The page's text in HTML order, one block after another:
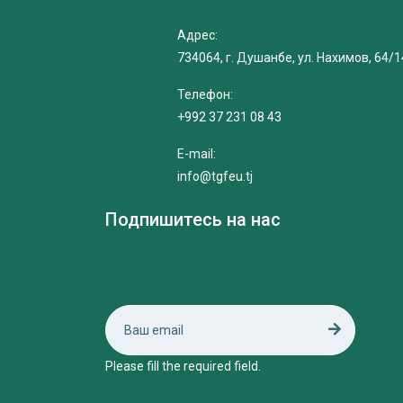
Адрес:
734064, г. Душанбе, ул. Нахимов, 64/
Телефон:
+992 37 231 08 43
E-mail:
info@tgfeu.tj
Подпишитесь на нас
Please fill the required field.